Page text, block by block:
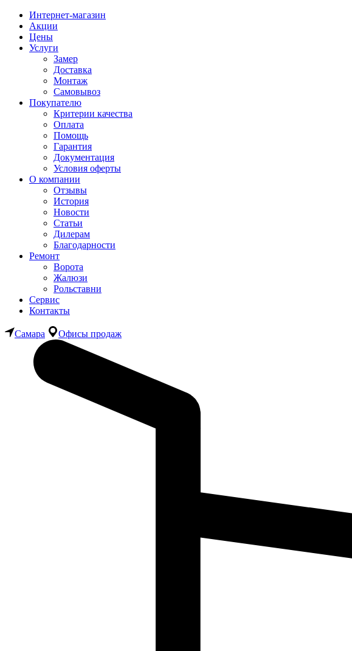
Интернет-магазин
Акции
Цены
Услуги
Замер
Доставка
Монтаж
Самовывоз
Покупателю
Критерии качества
Оплата
Помощь
Гарантия
Документация
Условия оферты
О компании
Отзывы
История
Новости
Статьи
Дилерам
Благодарности
Ремонт
Ворота
Жалюзи
Рольставни
Сервис
Контакты
Самара Офисы продаж